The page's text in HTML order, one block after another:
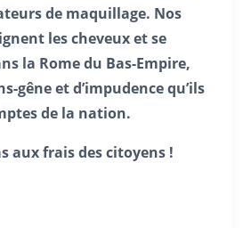
de maquillage. Nos
les cheveux et se
la Rome du Bas-Empire,
gêne et d’impudence qu’ils
de la nation.
aux frais des citoyens !